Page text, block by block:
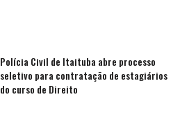
Polícia Civil de Itaituba abre processo
seletivo para contratação de estagiários
do curso de Direito